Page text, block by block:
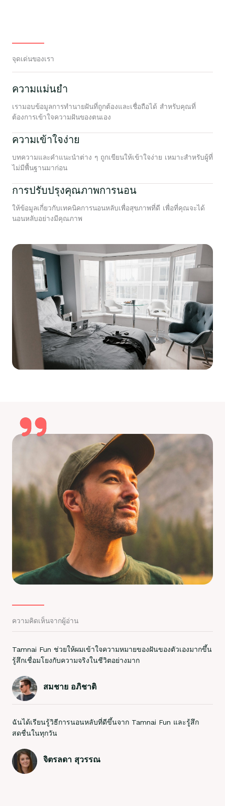
จุดเด่นของเรา
ความแม่นยำ
เรามอบข้อมูลการทำนายฝันที่ถูกต้องและเชื่อถือได้ สำหรับคุณที่
ต้องการเข้าใจความฝันของตนเอง
ความเข้าใจง่าย
บทความและคำแนะนำต่าง ๆ ถูกเขียนให้เข้าใจง่าย เหมาะสำหรับผู้ที่
ไม่มีพื้นฐานมาก่อน
การปรับปรุงคุณภาพการนอน
ให้ข้อมูลเกี่ยวกับเทคนิคการนอนหลับเพื่อสุขภาพที่ดี เพื่อที่คุณจะได้
นอนหลับอย่างมีคุณภาพ
ความคิดเห็นจากผู้อ่าน
Tamnai Fun ช่วยให้ผมเข้าใจความหมายของฝันของตัวเองมากขึ้น
รู้สึกเชื่อมโยงกับความจริงในชีวิตอย่างมาก
สมชาย อภิชาติ
ฉันได้เรียนรู้วิธีการนอนหลับที่ดีขึ้นจาก Tamnai Fun และรู้สึก
สดชื่นในทุกวัน
จิตรลดา สุวรรณ